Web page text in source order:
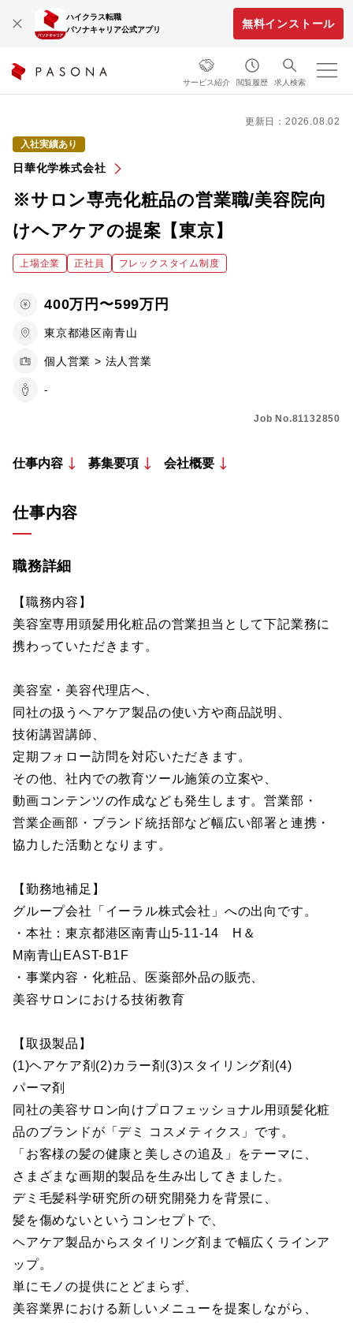
ハイクラス転職
パソナキャリア公式アプリ
無料インストール
サービス紹介 閲覧履歴 求人検索
更新日：2026.08.02
入社実績あり
日華化学株式会社
※サロン専売化粧品の営業職/美容院向
けヘアケアの提案【東京】
上場企業 正社員 フレックスタイム制度
400万円〜599万円
東京都港区南青山
個人営業 > 法人営業
-
Job No.81132850
仕事内容 募集要項 会社概要
仕事内容
職務詳細
【職務内容】
美容室専用頭髪用化粧品の営業担当として下記業務に
携わっていただきます。
美容室・美容代理店へ、
同社の扱うヘアケア製品の使い方や商品説明、
技術講習講師、
定期フォロー訪問を対応いただきます。
その他、社内での教育ツール施策の立案や、
動画コンテンツの作成なども発生します。営業部・
営業企画部・ブランド統括部など幅広い部署と連携・
協力した活動となります。
【勤務地補足】
グループ会社「イーラル株式会社」への出向です。
・本社：東京都港区南青山5-11-14 H＆
M南青山EAST-B1F
・事業内容・化粧品、医薬部外品の販売、
美容サロンにおける技術教育
【取扱製品】
(1)ヘアケア剤(2)カラー剤(3)スタイリング剤(4)
パーマ剤
同社の美容サロン向けプロフェッショナル用頭髪化粧
品のブランドが「デミ コスメティクス」です。
「お客様の髪の健康と美しさの追及」をテーマに、
さまざまな画期的製品を生み出してきました。
デミ毛髪科学研究所の研究開発力を背景に、
髪を傷めないというコンセプトで、
ヘアケア製品からスタイリング剤まで幅広くラインア
ップ。
単にモノの提供にとどまらず、
美容業界における新しいメニューを提案しながら、